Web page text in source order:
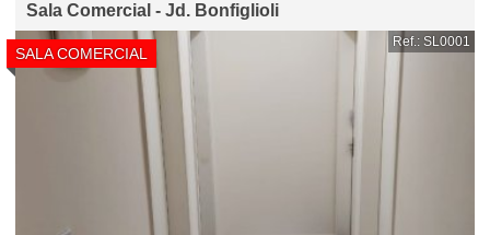
Sala Comercial - Jd. Bonfiglioli
SALA COMERCIAL
Ref.: SL0001